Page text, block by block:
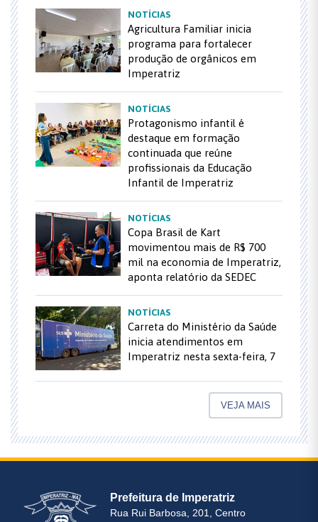
NOTÍCIAS
Agricultura Familiar inicia
programa para fortalecer
produção de orgânicos em
Imperatriz
NOTÍCIAS
Protagonismo infantil é
destaque em formação
continuada que reúne
profissionais da Educação
Infantil de Imperatriz
NOTÍCIAS
Copa Brasil de Kart
movimentou mais de R$ 700
mil na economia de Imperatriz,
aponta relatório da SEDEC
NOTÍCIAS
Carreta do Ministério da Saúde
inicia atendimentos em
Imperatriz nesta sexta-feira, 7
VEJA MAIS
Prefeitura de Imperatriz
Rua Rui Barbosa, 201, Centro